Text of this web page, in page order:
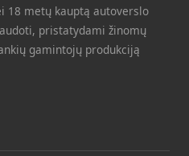
18 metų kauptą autoverslo
pristatydami žinomų
gamintojų produkciją